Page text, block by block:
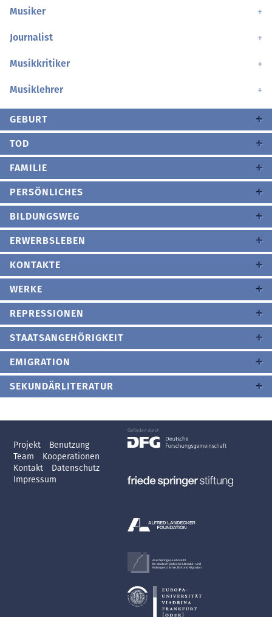
Musiker
Journalist
Musikkritiker
Musiklehrer
GEBURT
TOD
FAMILIE
PERSÖNLICHES
BILDUNGSWEG
ERWERBSLEBEN
KONTAKTE
WERKE
REPRESSIONEN
STAATSANGEHÖRIGKEIT
EMIGRATION
SEKUNDÄRLITERATUR
Projekt
Benutzung
Team
Kooperationen
Kontakt
Datenschutz
Impressum
Axel Springer-Lehrstuhl
für deutsch-jüdische Literatur- und
Kulturgeschichte, Exil und Migration